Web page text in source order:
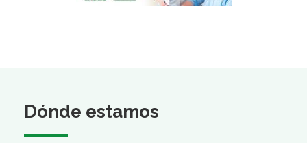
Dónde estamos